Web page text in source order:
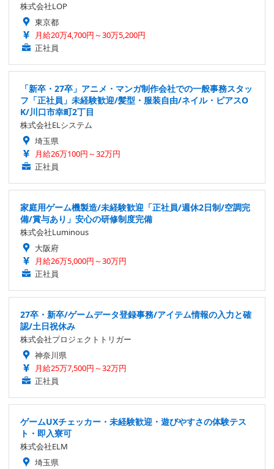
株式会社LOP
東京都
月給20万4,700円～30万5,200円
正社員
「新卒・27卒」アニメ・マンガ制作会社での一般事務スタッ
フ「正社員」未経験歓迎/髪型・服装自由/ネイル・ピアスO
K/川口市幸町2丁目
株式会社ELシステム
埼玉県
月給26万100円～32万円
正社員
家庭用ゲーム機製造/未経験歓迎「正社員/週休2日制/空調完
備/賞与あり」安心の研修制度完備
株式会社Luminous
大阪府
月給26万5,000円～30万円
正社員
27卒・新卒/ゲームデータ登録事務/アイテム情報の入力と確
認/土日祝休み
株式会社プロジェクトトリガー
神奈川県
月給25万7,500円～32万円
正社員
ゲームUXチェッカー・未経験歓迎・遊びやすさの体験テス
ト・即入寮可
株式会社ELM
埼玉県